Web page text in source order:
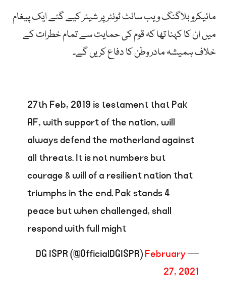
مائیکرو بلاگنگ ویب سائٹ ٹوئٹر پر شیئر کیے گئے ایک پیغام
میں ان کا کہنا تھا کہ قوم کی حمایت سے تمام خطرات کے
خلاف ہمیشہ مادر وطن کا دفاع کریں گے۔
27th Feb, 2019 is testament that Pak
AF, with support of the nation, will
always defend the motherland against
all threats. It is not numbers but
courage & will of a resilient nation that
triumphs in the end. Pak stands 4
peace but when challenged, shall
respond with full might
— DG ISPR (@OfficialDGISPR)
February
27, 2021